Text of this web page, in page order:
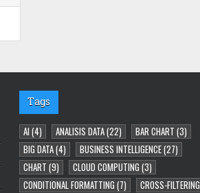
Tags
AI (4) ANALISIS DATA(22) BAR CHART (3)
BIG DATA(4) BUSINESS INTELLIGENCE(27)
CHART (9) CLOUD COMPUTING (3)
CONDITIONAL FORMATTING (7) CROSS-FILTERING